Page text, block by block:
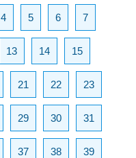
4 5 6 7
13 14 15
21 22 23
29 30 31
37 38 39